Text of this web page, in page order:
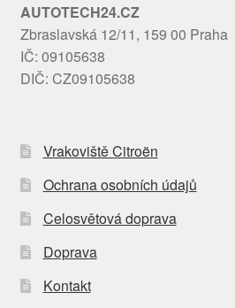
AUTOTECH24.CZ
Zbraslavská 12/11, 159 00 Praha
IČ: 09105638
DIČ: CZ09105638
Vrakoviště Citroën
Ochrana osobních údajů
Celosvětová doprava
Doprava
Kontakt